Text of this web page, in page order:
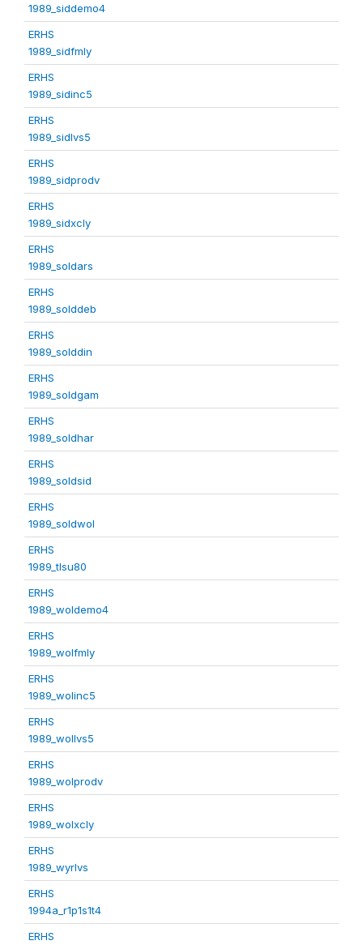
1989_siddemo4
ERHS
1989_sidfmly
ERHS
1989_sidinc5
ERHS
1989_sidlvs5
ERHS
1989_sidprodv
ERHS
1989_sidxcly
ERHS
1989_soldars
ERHS
1989_solddeb
ERHS
1989_solddin
ERHS
1989_soldgam
ERHS
1989_soldhar
ERHS
1989_soldsid
ERHS
1989_soldwol
ERHS
1989_tlsu80
ERHS
1989_woldemo4
ERHS
1989_wolfmly
ERHS
1989_wolinc5
ERHS
1989_wollvs5
ERHS
1989_wolprodv
ERHS
1989_wolxcly
ERHS
1989_wyrlvs
ERHS
1994a_r1p1s1t4
ERHS